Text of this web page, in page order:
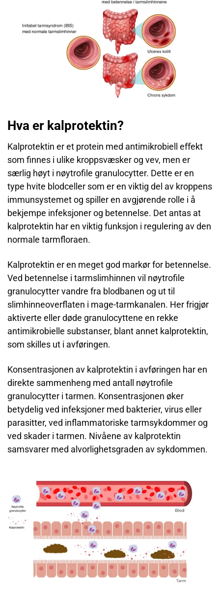
Hva er kalprotektin?
Kalprotektin er et protein med antimikrobiell eﬀekt
som finnes i ulike kroppsvæsker og vev, men er
særlig høyt i nøytrofile granulocytter. Dette er en
type hvite blodceller som er en viktig del av kroppens
immunsystemet og spiller en avgjørende rolle i å
bekjempe infeksjoner og betennelse. Det antas at
kalprotektin har en viktig funksjon i regulering av den
normale tarmfloraen.
Kalprotektin er en meget god markør for betennelse.
Ved betennelse i tarmslimhinnen vil nøytrofile
granulocytter vandre fra blodbanen og ut til
slimhinneoverflaten i mage-tarmkanalen. Her frigjør
aktiverte eller døde granulocyttene en rekke
antimikrobielle substanser, blant annet kalprotektin,
som skilles ut i avføringen.
Konsentrasjonen av kalprotektin i avføringen har en
direkte sammenheng med antall nøytrofile
granulocytter i tarmen. Konsentrasjonen øker
betydelig ved infeksjoner med bakterier, virus eller
parasitter, ved inflammatoriske tarmsykdommer og
ved skader i tarmen. Nivåene av kalprotektin
samsvarer med alvorlighetsgraden av sykdommen.